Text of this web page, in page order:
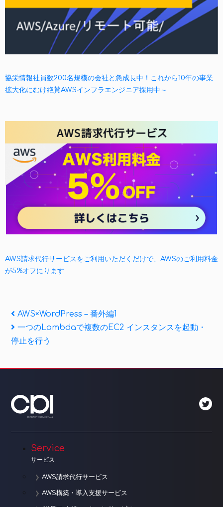
協栄情報社員数200名規模の会社と急成長中！これから10年の事業
拡大化にむけ絶賛AWSインフラエンジニア採用中～
AWS請求代行サービスをご利用いただくだけで、AWSのご利用料金
が5%オフにります
投
稿
ビ
ゲ
ー
シ
ョ
Previous
Post
AWS×WordPress – 番外編1
Next
Post
一つのLambdaで複数のEC2 インスタンスを起動・
停止を行う
Service
サービス
AWS請求代行サービス
AWS構築・導入支援サービス